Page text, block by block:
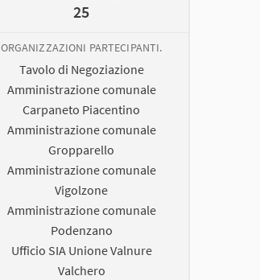
25
ORGANIZZAZIONI PARTECIPANTI.
Tavolo di Negoziazione
Amministrazione comunale
Carpaneto Piacentino
Amministrazione comunale
Gropparello
Amministrazione comunale
Vigolzone
Amministrazione comunale
Podenzano
Ufficio SIA Unione Valnure
Valchero